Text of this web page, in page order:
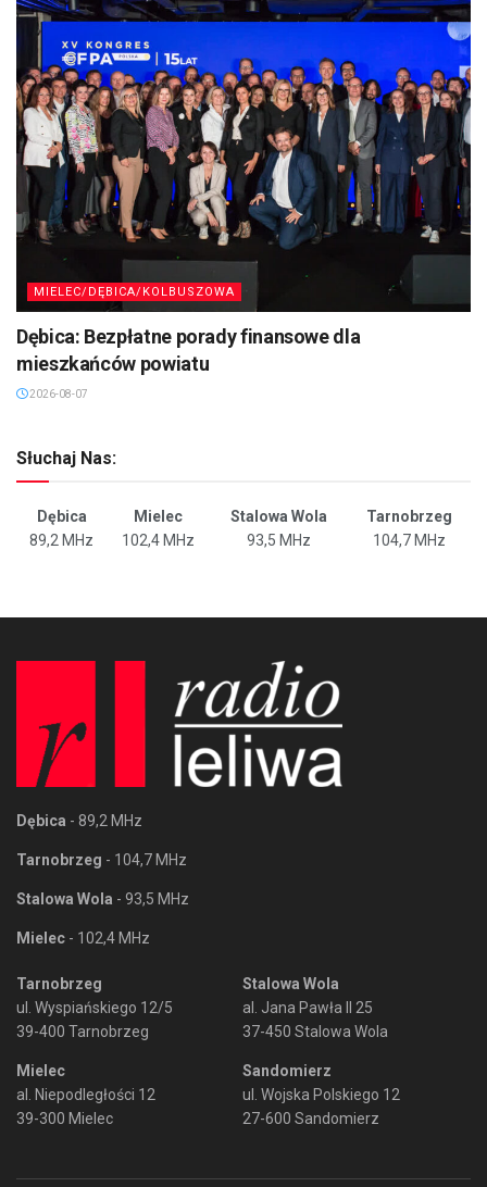
MIELEC/DĘBICA/KOLBUSZOWA
Dębica: Bezpłatne porady finansowe dla
mieszkańców powiatu
2026-08-07
Słuchaj Nas:
Dębica Mielec Stalowa Wola
Tarnobrzeg
89,2 MHz
102,4 MHz 93,5 MHz 104,7 MHz
Dębica - 89,2 MHz
Tarnobrzeg - 104,7 MHz
Stalowa Wola - 93,5 MHz
Mielec - 102,4 MHz
Tarnobrzeg
ul. Wyspiańskiego 12/5
39-400 Tarnobrzeg
Mielec
al. Niepodległości 12
39-300 Mielec
Stalowa Wola
al. Jana Pawła II 25
37-450 Stalowa Wola
Sandomierz
ul. Wojska Polskiego 12
27-600 Sandomierz